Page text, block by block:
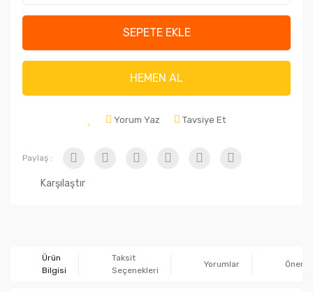
SEPETE EKLE
HEMEN AL
Yorum Yaz Tavsiye Et
Paylaş :
Karşılaştır
Ürün
Bilgisi
Taksit
Seçenekleri
Yorumlar